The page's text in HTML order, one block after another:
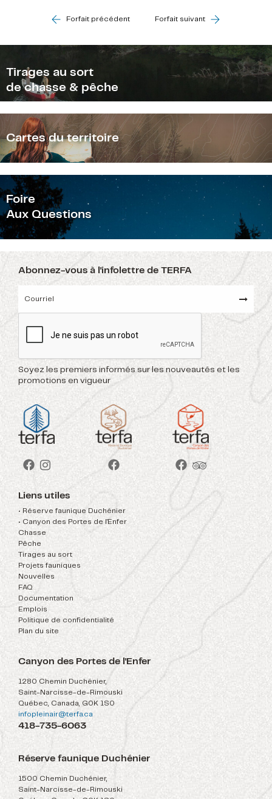
Forfait précédent Forfait suivant
Tirages au sort
de chasse & pêche
Cartes du territoire
Foire
Aux Questions
Abonnez-vous à l'infolettre de TERFA
Soyez les premiers informés sur les nouveautés et les
promotions en vigueur
Liens utiles
• Réserve faunique Duchénier
Nouvelles
• Canyon des Portes de l'Enfer
FAQ
Chasse
Documentation
Pêche
Emplois
Tirages au sort
Politique de confidentialité
Projets fauniques
Plan du site
Canyon des Portes de l'Enfer
1280 Chemin Duchénier,
Saint-Narcisse-de-Rimouski
Québec, Canada, G0K 1S0
infopleinair@terfa.ca
418-735-6063
Réserve faunique Duchénier
1500 Chemin Duchénier,
Saint-Narcisse-de-Rimouski